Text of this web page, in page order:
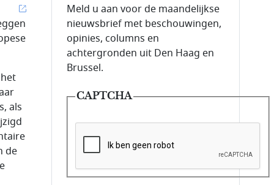
als
de
E-mailadres van de abonnee.
Meld u aan voor de maandelijkse
nieuwsbrief met beschouwingen,
opinies, columns en
achtergronden uit Den Haag en
Brussel.
CAPTCHA
Deze vraag is om te controleren dat u